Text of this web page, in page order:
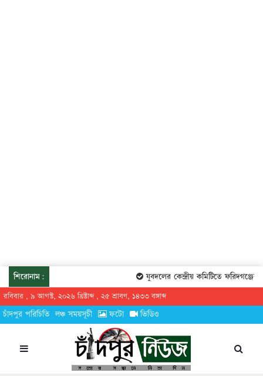
শিরোনাম: যুবদলের কেন্দ্রীয় কমিটিতে ফরিদগঞ্জের
রবিবার , ৯ আগস্ট, ২০২৬ খ্রিষ্টাব্দ , ২৫ শ্রাবণ, ১৪৩৩ বঙ্গাব্দ
চাঁদপুর পরিচিতি লঞ্চ সময়সূচী ফটো ভিডিও